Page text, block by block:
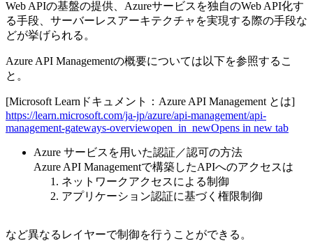
Web APIの基盤の提供、Azureサービスを独自のWeb API化す
る手段、サーバーレスアーキテクチャを実現する際の手段な
どが挙げられる。
Azure API Managementの概要については以下を参照するこ
と。
[Microsoft Learnドキュメント：Azure API Management とは]
https://learn.microsoft.com/ja-jp/azure/api-management/api-
management-gateways-overviewopen_in_newOpens in new tab
Azure サービスを用いた認証／認可の方法
Azure API Managementで構築したAPIへのアクセスは
ネットワークアクセスによる制御
アプリケーション認証に基づく権限制御
など異なるレイヤーで制御を行うことができる。